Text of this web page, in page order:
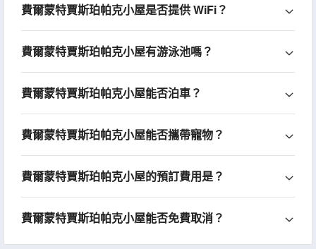
費爾蒙特賈斯珀帕克小屋是否提供 WiFi？
費爾蒙特賈斯珀帕克小屋有游泳池嗎？
費爾蒙特賈斯珀帕克小屋能否泊車？
費爾蒙特賈斯珀帕克小屋能否攜帶寵物？
費爾蒙特賈斯珀帕克小屋的預訂費用是？
費爾蒙特賈斯珀帕克小屋能否免費取消？